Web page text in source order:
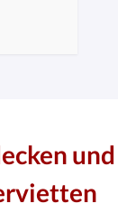
und